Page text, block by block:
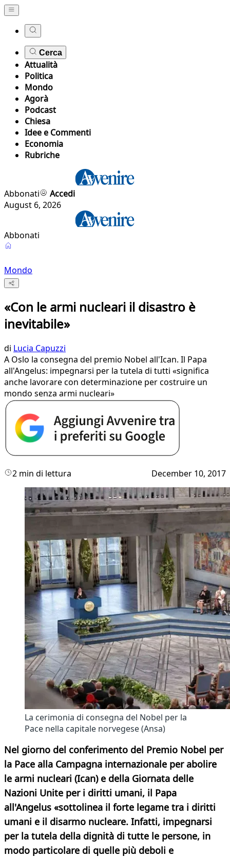
Cerca
Attualità
Politica
Mondo
Agorà
Podcast
Chiesa
Idee e Commenti
Economia
Rubriche
Abbonati
Accedi
August 6, 2026
Abbonati
Mondo
«Con le armi nucleari il disastro è
inevitabile»
di Lucia Capuzzi
A Oslo la consegna del premio Nobel all'Ican. Il Papa
all'Angelus: impegnarsi per la tutela di tutti «significa
anche lavorare con determinazione per costruire un
mondo senza armi nucleari»
2 min di lettura December 10, 2017
La cerimonia di consegna del Nobel per la
Pace nella capitale norvegese (Ansa)
Nel giorno del conferimento del Premio Nobel per
la Pace alla Campagna internazionale per abolire
le armi nucleari (Ican) e della Giornata delle
Nazioni Unite per i diritti umani, il Papa
all'Angelus «sottolinea il forte legame tra i diritti
umani e il disarmo nucleare. Infatti, impegnarsi
per la tutela della dignità di tutte le persone, in
modo particolare di quelle più deboli e